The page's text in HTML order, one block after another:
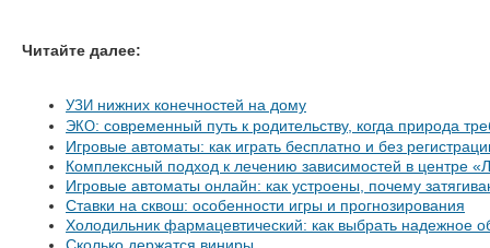
Читайте далее:
УЗИ нижних конечностей на дому
ЭКО: современный путь к родительству, когда природа
Игровые автоматы: как играть бесплатно и без
Комплексный подход к лечению зависимостей в центре
Игровые автоматы онлайн: как устроены, почему
Ставки на сквош: особенности игры и прогнозирования
Холодильник фармацевтический: как выбрать надежное
Сколько держатся виниры